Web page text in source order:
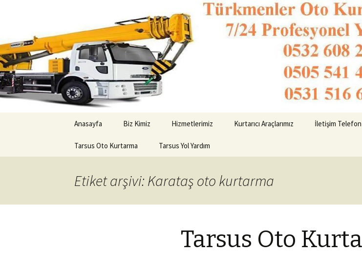
Tarsus Oto
Kurtarıcı çekici oto yol yardım
İçeriğe
Anasayfa Biz Kimiz Hizmetlerimiz Kurtarıcı Araçlarımız İletişim Telefon
Tarsus Oto Kurtarma Tarsus Yol Yardım
Etiket arşivi: Karataş oto kurtarma
Tarsus Oto